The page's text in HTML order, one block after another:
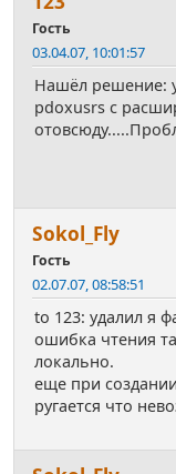
Гость
03.04.07, 10:01:57
Нашёл решение:
pdoxusrs c
Sokol_Fly
Гость
02.07.07, 08:58:51
to 123: удалил я
ошибка чтения
локально.
еще при
ругается что